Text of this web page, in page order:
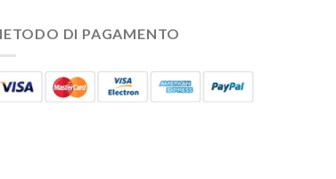
DI PAGAMENTO